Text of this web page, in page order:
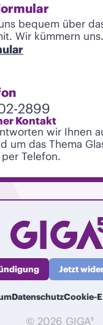
bequem über
Wir kümmern uns.
2899
Kontakt
wir Ihnen
um das Thema
Telefon.
Jetzt
DatenschutzCookie-
© 2026 GIGA⁵